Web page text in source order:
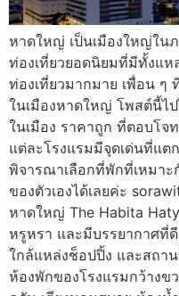
หาดใหญ่ เป็นเมืองใหญ่ใน
ท่องเที่ยวยอดนิยมที่มีทั้งแ
ท่องเที่ยวมากมาย เพื่อน ๆ
ในเมืองหาดใหญ่ โพสต์นี้ไ
ในเมือง ราคาถูก ที่ตอบโจ
แต่ละโรงแรมมีจุดเด่นที่แต
พิจารณาเลือกที่พักที่เหมา
ของตัวเองได้เลยค่ะ
หาดใหญ่ The Habita
หรูหรา และมีบรรยากาศที่
ใกล้แหล่งช็อปปิ้ง และสถา
ห้องพักของโรงแรมกว้างข